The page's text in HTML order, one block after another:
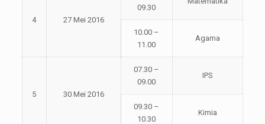
4 27 Mei 2016
09.30
10.00 –
11.00
Agama
5 30 Mei 2016
07.30 –
09.00
IPS
09.30 –
10.30
Kimia